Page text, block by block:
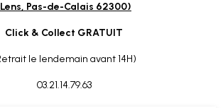
Pas-de-Calais 62300)
Click & Collect GRATUIT
le lendemain avant 14H)
03.21.14.79.63